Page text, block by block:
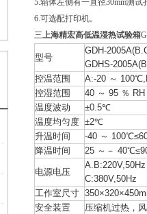
5.箱体左侧有一直径30mm测
6.可选配打印机。
三上海精宏高低温湿热试验箱
型号
GDH-
GDHS-
控温范围
A:-20 ～
控湿范围
40 ～ 95 ％
温度波动
±0.5℃
温度均匀度 ±2℃
升温时间
-40 ～
降温时间
25 ～－
电源电压
C:380V,50Hz
工作室尺寸
安全装置
压缩机过热，